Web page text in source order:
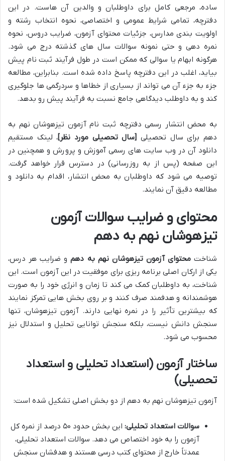
ساده، مرجعی کامل برای داوطلبان و والدین آن هاست. در این
دفترچه، تمامی شرایط عمومی و اختصاصی، نحوه انتخاب رشته و
اولویت بندی مدارس، جزئیات محتوای آزمون، ضرایب دروس، نحوه
نمره دهی و حتی نمونه سوالات سال های گذشته درج می شود.
هرگونه ابهام یا سوالی که ممکن است در طول فرآیند ثبت نام پیش
بیاید، اغلب در این دفترچه پاسخ داده شده است. بنابراین، مطالعه
جزء به جزء آن می تواند از بسیاری از خطاها و سردرگمی ها جلوگیری
کند و به داوطلب دیدگاهی جامع نسبت به فرآیند پیش رو بدهد.
به محض انتشار رسمی دفترچه ثبت نام آزمون تیزهوشان نهم به
دهم برای سال تحصیلی [سال تحصیلی مورد نظر]، لینک مستقیم
دانلود آن در وب سایت های رسمی آموزش و پرورش و همچنین در
این صفحه (پس از به روزرسانی) در دسترس قرار خواهد گرفت.
توصیه می شود که داوطلبان به محض انتشار، اقدام به دانلود و
مطالعه دقیق آن نمایند.
محتوای و ضرایب سوالات آزمون
تیزهوشان نهم به دهم
شناختمحتوای آزمون تیزهوشان نهم به دهمو ضرایب هر درس،
یکی از ارکان اصلی برنامه ریزی برای موفقیت در این آزمون است. این
شناخت، به داوطلبان کمک می کند تا زمان و انرژی خود را به صورت
هوشمندانه و هدفمند صرف کنند و بر روی بخش هایی تمرکز نمایند
که بیشترین تأثیر را در نمره نهایی دارند. آزمون تیزهوشان، تنها
سنجش دانش نیست، بلکه سنجش توانایی تحلیل و استدلال نیز
محسوب می شود.
ساختار آزمون (استعداد تحلیلی و استعداد
تحصیلی)
آزمون تیزهوشان نهم به دهم از دو بخش اصلی تشکیل شده است:
سوالات استعداد تحلیلی:
این بخش حدود ۵۰ درصد از نمره کل
آزمون را به خود اختصاص می دهد. سوالات استعداد تحلیلی،
عمدتاً خارج از محتوای کتب درسی هستند و هدفشان سنجش